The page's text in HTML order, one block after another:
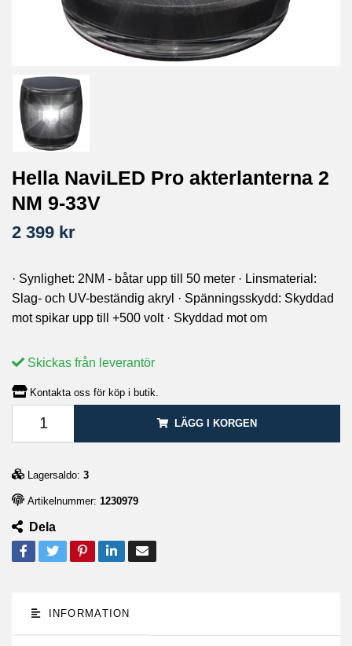
Hella NaviLED Pro akterlanterna 2
NM 9-33V
2 399 kr
· Synlighet: 2NM - båtar upp till 50 meter · Linsmaterial:
Slag- och UV-beständig akryl · Spänningsskydd: Skyddad
mot spikar upp till +500 volt · Skyddad mot om
Skickas från leverantör
Kontakta oss för köp i butik.
LÄGG I KORGEN
Lagersaldo: 3
Artikelnummer: 1230979
Dela
INFORMATION